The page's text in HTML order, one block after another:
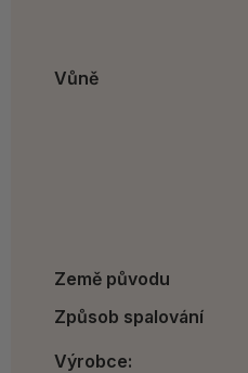
Vůně
Země původu
Způsob spalování
Výrobce: